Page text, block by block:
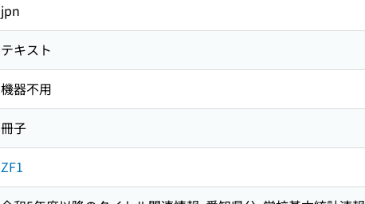
jpn
テキスト
機器不用
冊子
ZF1